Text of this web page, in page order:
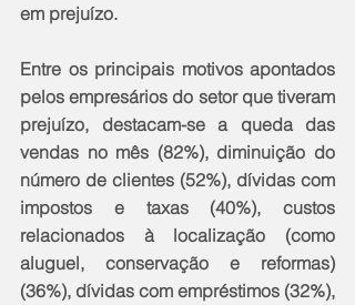
em prejuízo.
Entre os principais motivos apontados
pelos empresários do setor que tiveram
prejuízo, destacam-se a queda das
vendas no mês (82%), diminuição do
número de clientes (52%), dívidas com
impostos e taxas (40%), custos
relacionados à localização (como
aluguel, conservação e reformas)
(36%), dívidas com empréstimos (32%),